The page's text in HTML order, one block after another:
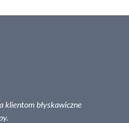
klientom błyskawiczne